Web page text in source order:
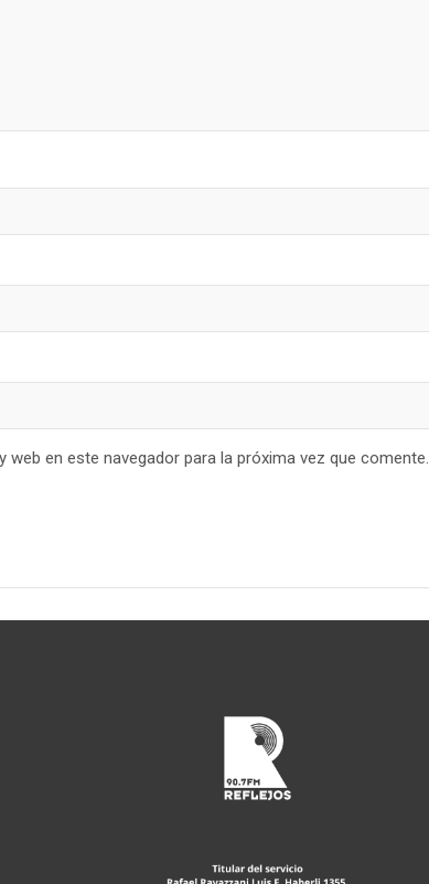
en este navegador para la próxima vez que comente.